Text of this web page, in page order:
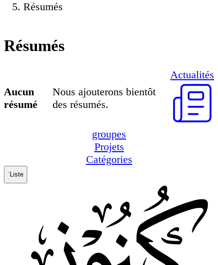
Résumés
Résumés
Aucun
résumé
Nous ajouterons bientôt
des résumés.
Actualités
groupes
Projets
Catégories
Liste